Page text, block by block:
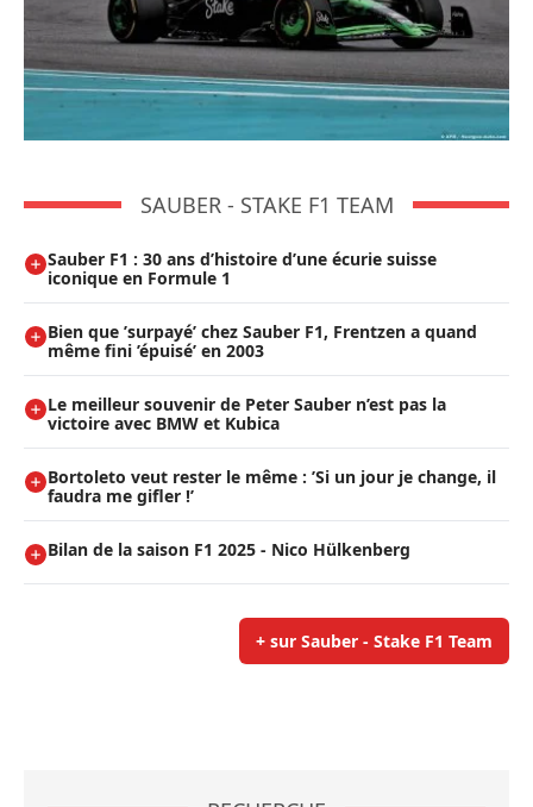
SAUBER - STAKE F1 TEAM
Sauber F1 : 30 ans d’histoire d’une écurie suisse
iconique en Formule 1
Bien que ’surpayé’ chez Sauber F1, Frentzen a quand
même fini ’épuisé’ en 2003
Le meilleur souvenir de Peter Sauber n’est pas la
victoire avec BMW et Kubica
Bortoleto veut rester le même : ’Si un jour je change, il
faudra me gifler !’
Bilan de la saison F1 2025 - Nico Hülkenberg
+ sur Sauber - Stake F1 Team